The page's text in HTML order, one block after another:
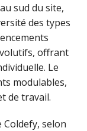
sud du site,
des types
offrant
Le
modulables,
de travail.
Coldefy, selon